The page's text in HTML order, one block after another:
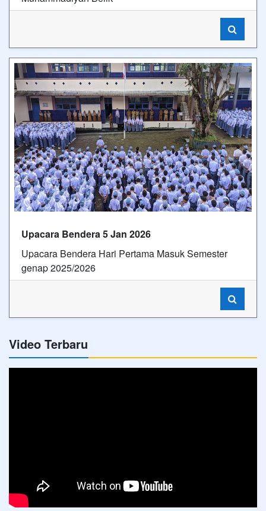
Upacara Bendera 5 Jan 2026
Upacara Bendera Hari Pertama Masuk Semester
genap 2025/2026
Video Terbaru